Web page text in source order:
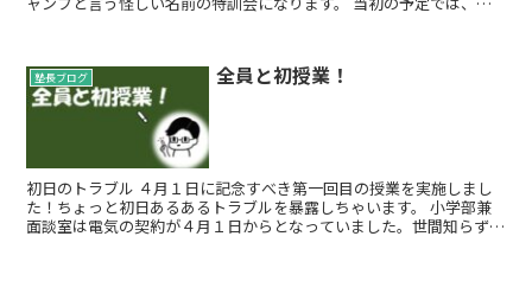
塾長ブログ 全員と初授業！
初日のトラブル ４月１日に記念すべき第一回目の授業を実施しまし
た！ちょっと初日あるあるトラブルを暴露しちゃいます。 小学部兼
面談室は電気の契約が４月１日からとなっていました。世間知らずな